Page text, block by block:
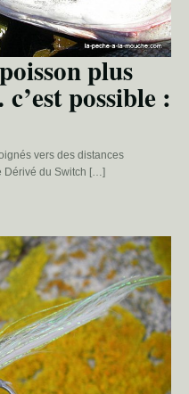
plus
possible :
vers des distances
Dérivé du Switch […]